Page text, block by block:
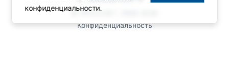
© ПРОСОФТ, 1996-2026
Конфиденциальность
конфиденциальности.